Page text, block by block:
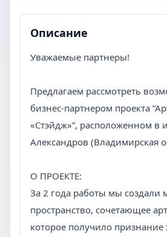
Описание
Уважаемые партнеры!
Предлагаем рассмотреть
бизнес-партнером проекта
«Стэйдж»”, расположенном в
Александров (Владимирская
О ПРОЕКТЕ:
За 2 года работы мы
пространство, сочетающее
которое получило